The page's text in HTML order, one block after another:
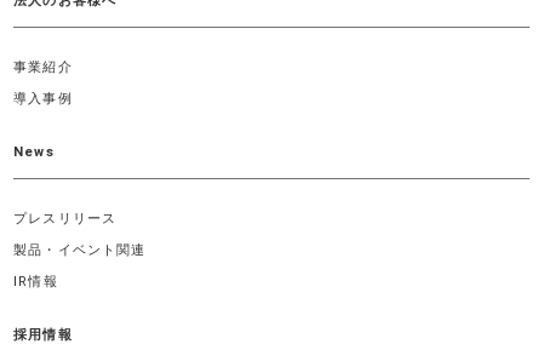
事業紹介
導入事例
News
プレスリリース
製品・イベント関連
IR情報
採用情報